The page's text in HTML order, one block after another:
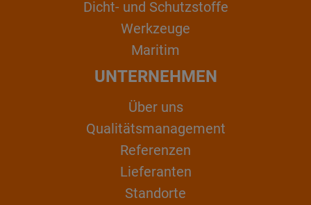
Dicht- und Schutzstoffe
Werkzeuge
Maritim
UNTERNEHMEN
Über uns
Qualitätsmanagement
Referenzen
Lieferanten
Standorte